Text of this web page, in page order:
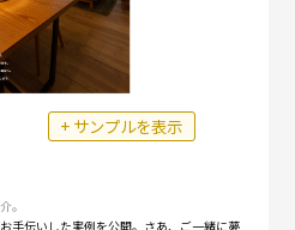
+ サンプルを表示
。
手伝いした実例を公開。さあ、ご一緒に夢